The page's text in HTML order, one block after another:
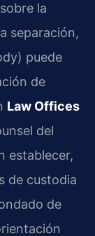
la
separación,
puede
de
Law Offices
del
establecer,
de custodia
de